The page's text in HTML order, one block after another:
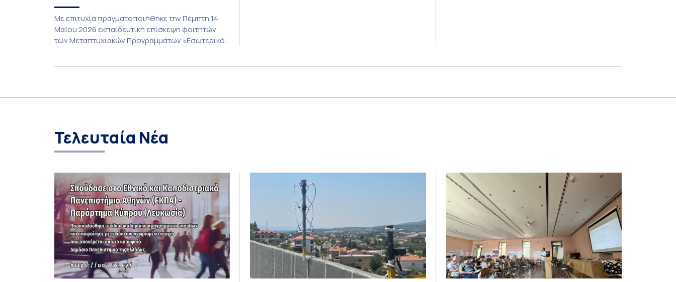
Με επιτυχία πραγματοποιήθηκε την Πέμπτη 14
Μαΐου 2026 εκπαιδευτική επίσκεψη φοιτητών
των Μεταπτυχιακών Προγραμμάτων «Εσωτερικός
το έργο και τη λειτουργία της Τράπεζας της
Χρηματοοικονομική) Θάνο Μαγιόνο (MSc
Μεγάλη Βρεταννία. Πρόκειται για μία κίνηση
Τελευταία Νέα